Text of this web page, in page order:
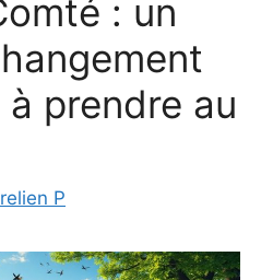
: un
prendre au
P